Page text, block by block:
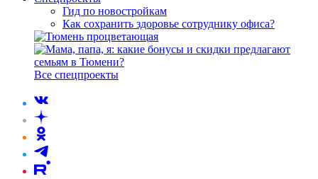
Гид по новостройкам
Как сохранить здоровье сотруднику офиса?
Все спецпроекты